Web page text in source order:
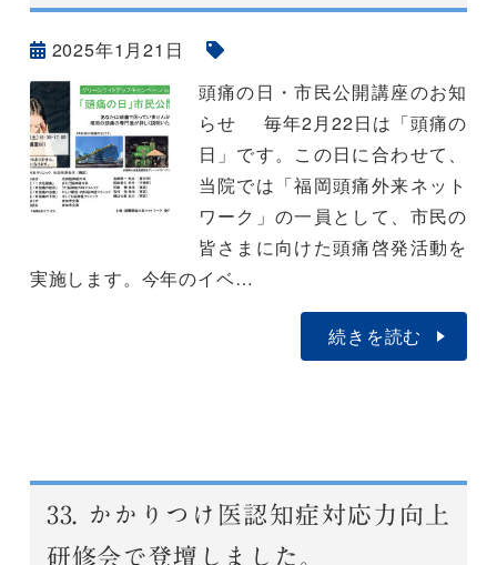
2025年1月21日
頭痛の日・市民公開講座のお知
らせ 毎年2月22日は「頭痛の
日」です。この日に合わせて、
当院では「福岡頭痛外来ネット
ワーク」の一員として、市民の
皆さまに向けた頭痛啓発活動を
実施します。今年のイベ…
続きを読む
33.
かかりつけ医認知症対応力向上
研修会で登壇しました。